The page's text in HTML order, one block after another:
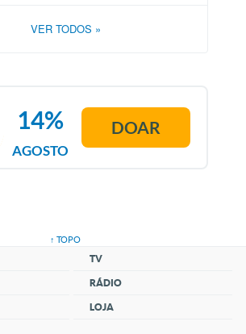
VER TODOS »
AGOSTO
14% DOAR
↑ TOPO
TV
RÁDIO
LOJA